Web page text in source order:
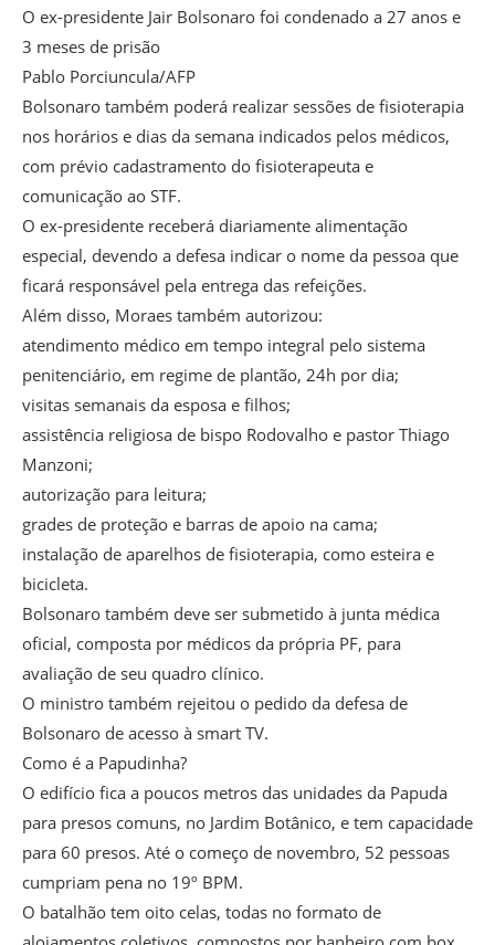
O ex-presidente Jair Bolsonaro foi condenado a 27 anos e
3 meses de prisão
Pablo Porciuncula/AFP
Bolsonaro também poderá realizar sessões de fisioterapia
nos horários e dias da semana indicados pelos médicos,
com prévio cadastramento do fisioterapeuta e
comunicação ao STF.
O ex-presidente receberá diariamente alimentação
especial, devendo a defesa indicar o nome da pessoa que
ficará responsável pela entrega das refeições.
Além disso, Moraes também autorizou:
atendimento médico em tempo integral pelo sistema
penitenciário, em regime de plantão, 24h por dia;
visitas semanais da esposa e filhos;
assistência religiosa de bispo Rodovalho e pastor Thiago
Manzoni;
autorização para leitura;
grades de proteção e barras de apoio na cama;
instalação de aparelhos de fisioterapia, como esteira e
bicicleta.
Bolsonaro também deve ser submetido à junta médica
oficial, composta por médicos da própria PF, para
avaliação de seu quadro clínico.
O ministro também rejeitou o pedido da defesa de
Bolsonaro de acesso à smart TV.
Como é a Papudinha?
O edifício fica a poucos metros das unidades da Papuda
para presos comuns, no Jardim Botânico, e tem capacidade
para 60 presos. Até o começo de novembro, 52 pessoas
cumpriam pena no 19º BPM.
O batalhão tem oito celas, todas no formato de